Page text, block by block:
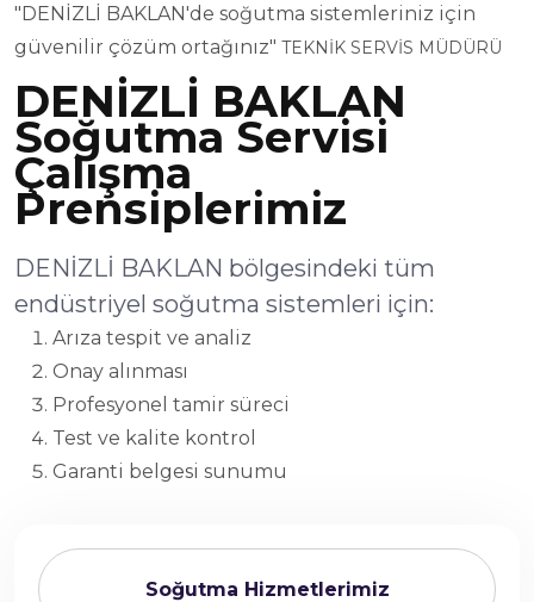
Soğutma Hizmetlerimiz
"DENİZLİ BAKLAN'de soğutma sistemleriniz için
güvenilir çözüm ortağınız" TEKNİK SERVİS MÜDÜRÜ
DENİZLİ BAKLAN
Soğutma Servisi
Çalışma
Prensiplerimiz
DENİZLİ BAKLAN bölgesindeki tüm
endüstriyel soğutma sistemleri için:
Arıza tespit ve analiz
Onay alınması
Profesyonel tamir süreci
Test ve kalite kontrol
Garanti belgesi sunumu